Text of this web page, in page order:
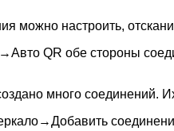
можно настроить,
QR обе стороны
много соединений.